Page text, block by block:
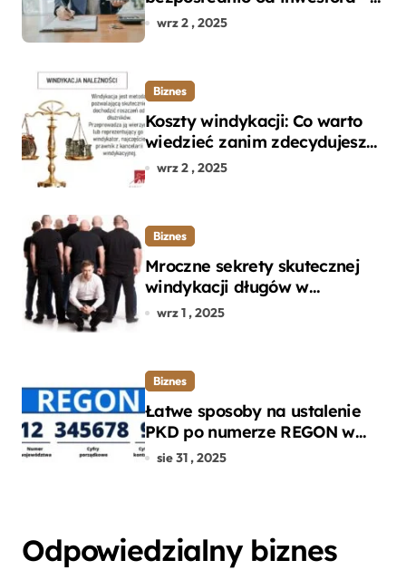
dlaczego warto?
wrz 2 , 2025
Biznes
Koszty windykacji: Co warto
wiedzieć zanim zdecydujesz
się na odzyskanie długu?
wrz 2 , 2025
Biznes
Mroczne sekrety skutecznej
windykacji długów w
departamencie windykacji
wrz 1 , 2025
Biznes
Łatwe sposoby na ustalenie
PKD po numerze REGON w
kilku prostych krokach
sie 31 , 2025
Odpowiedzialny biznes